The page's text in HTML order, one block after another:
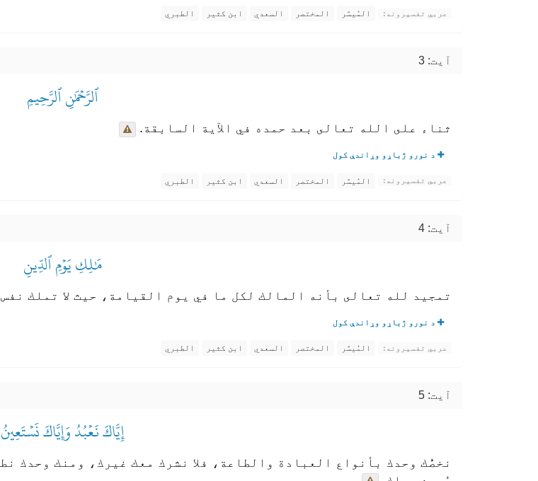
عربي تفسیرونه: المُيسَّر المختصر السعدي ابن كثير الطبري
آیت: 3
ٱلرَّحۡمَٰنِ ٱلرَّحِيمِ
ثناء على الله تعالى بعد حمده في الآية السابقة.
د نورو ژباړو وړاندې کول
عربي تفسیرونه: المُيسَّر المختصر السعدي ابن كثير الطبري
آیت: 4
مَٰلِكِ يَوۡمِ ٱلدِّينِ
تمجيد لله تعالى بأنه المالك لكل ما في يوم القيامة، حيث لا تملك
د نورو ژباړو وړاندې کول
عربي تفسیرونه: المُيسَّر المختصر السعدي ابن كثير الطبري
آیت: 5
إِيَّاكَ نَعۡبُدُ وَإِيَّاكَ نَسۡتَعِينُ
نخصُّك وحدك بأنواع العبادة والطاعة، فلا نشرك معك غيرك، ومنك وحدك